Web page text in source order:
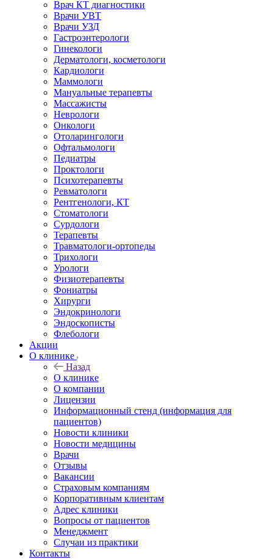
Врач КТ диагностики
Врачи УВТ
Врачи УЗД
Гастроэнтерологи
Гинекологи
Дерматологи, косметологи
Кардиологи
Маммологи
Мануальные терапевты
Массажисты
Неврологи
Онкологи
Отоларингологи
Офтальмологи
Педиатры
Проктологи
Психотерапевты
Ревматологи
Рентгенологи, КТ
Стоматологи
Сурдологи
Терапевты
Травматологи-ортопеды
Трихологи
Урологи
Физиотерапевты
Фониатры
Хирурги
Эндокринологи
Эндоскописты
Флебологи
Акции
О клинике
Назад
О клинике
О компании
Лицензии
Информационный стенд (информация для
пациентов)
Новости клиники
Новости медицины
Врачи
Отзывы
Вакансии
Страховым компаниям
Корпоративным клиентам
Адрес клиники
Вопросы от пациентов
Менеджмент
Случаи из практики
Контакты